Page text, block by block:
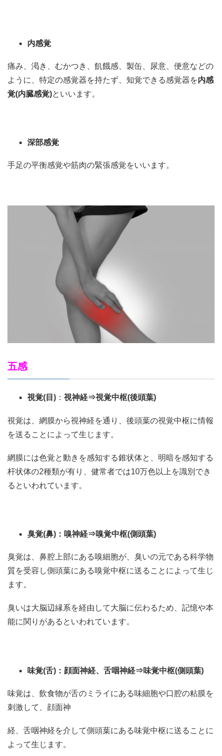
内感覚
痛み、渇き、むかつき、飢餓感、製缶、尿意、便意などの
ように、特定の感覚器を持たず、知覚できる感覚器を内感
覚(内臓感覚)といいます。
深部感覚
手足の平衡感覚や筋肉の緊張感覚をいいます。
五感
視覚( 目 ) ： 視神経⇒視覚中枢(後頭葉)
視覚は、網膜から視神経を通り、後頭葉の視覚中枢に情報
を送ることによって生じます。
網膜には色覚と動きを感知する錐状体と、明暗を感知する
杆状体の2種類が有り、健常者では10万色以上を識別でき
るといわれています。
臭覚(鼻) ：嗅神経⇒嗅覚中枢(側頭葉)
臭覚は、鼻腔上部にある嗅細胞が、臭いの元である科学物
質を受容し側頭葉にある嗅覚中枢に送ることによって生じ
ます。
臭いは大脳辺縁系を経由して大脳に伝わるため、記憶や本
能に関りがあるといわれています。
味覚(舌) ：顔面神経、舌咽神経⇒味覚中枢(側頭葉)
味覚は、飲食物が舌のミライにある味細胞や口腔の粘膜を
刺激して、顔面神
経、舌咽神経を介して側頭葉にある味覚中枢に送ることに
よって生じます。